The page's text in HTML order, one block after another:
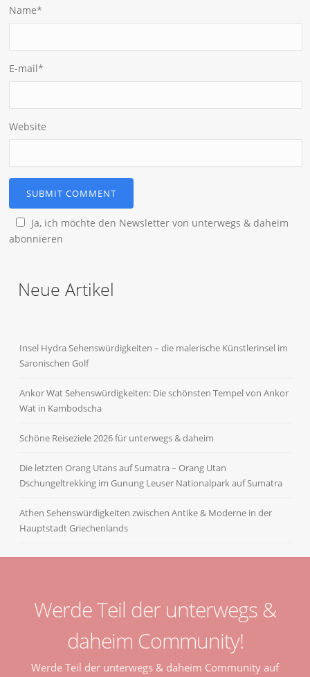
Name*
E-mail*
Website
Ja, ich möchte den Newsletter von unterwegs & daheim
abonnieren
Neue Artikel
Insel Hydra Sehenswürdigkeiten – die malerische Künstlerinsel im
Saronischen Golf
Ankor Wat Sehenswürdigkeiten: Die schönsten Tempel von Ankor
Wat in Kambodscha
Schöne Reiseziele 2026 für unterwegs & daheim
Die letzten Orang Utans auf Sumatra – Orang Utan
Dschungeltrekking im Gunung Leuser Nationalpark auf Sumatra
Athen Sehenswürdigkeiten zwischen Antike & Moderne in der
Hauptstadt Griechenlands
Werde Teil der unterwegs &
daheim Community!
Werde Teil der unterwegs & daheim Community auf